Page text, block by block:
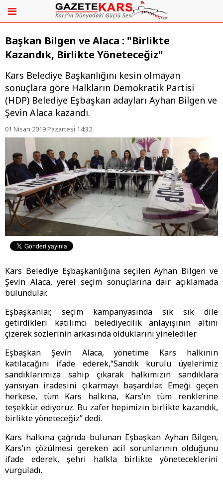
Başkan Bilgen ve Alaca : "Birlikte
Kazandık, Birlikte Yöneteceğiz"
Kars Belediye Başkanlığını kesin olmayan
sonuçlara göre Halkların Demokratik Partisi
(HDP) Belediye Eşbaşkan adayları Ayhan Bilgen ve
Şevin Alaca kazandı.
01 Nisan 2019 Pazartesi 14:32
Kars Belediye Eşbaşkanlığına seçilen Ayhan Bilgen ve
Şevin Alaca, yerel seçim sonuçlarına dair açıklamada
bulundular.
Eşbaşkanlar, seçim kampanyasında sık sık dile
getirdikleri katılımcı belediyecilik anlayışının altını
çizerek sözlerinin arkasında olduklarını yinelediler.
Eşbaşkan Şevin Alaca, yönetime Kars halkının
katılacağını ifade ederek,“Sandık kurulu üyelerimiz
sandıklarımıza sahip çıkarak halkımızın sandıklara
yansıyan iradesini çıkarmayı başardılar. Emeği geçen
herkese, tüm Kars halkına, Kars’ın tüm renklerine
teşekkür ediyoruz. Bu zafer hepimizin birlikte kazandık,
birlikte yöneteceğiz” dedi.
Kars halkına çağrıda bulunan Eşbaşkan Ayhan Bilgen,
Kars’ın çözülmesi gereken acil sorunlarının olduğunu
ifade ederek, şehri halkla birlikte yöneteceklerini
vurguladı.